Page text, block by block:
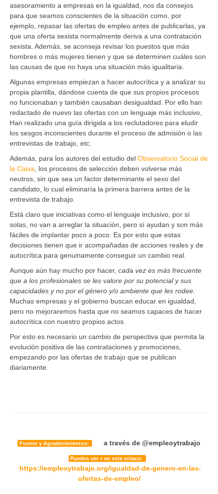
asesoramiento a empresas en la igualdad, nos da consejos
para que seamos conscientes de la situación como, por
ejemplo, repasar las ofertas de empleo antes de publicarlas, ya
que una oferta sexista normalmente deriva a una contratación
sexista. Además, se aconseja revisar los puestos que más
hombres o más mujeres tienen y que se determinen cuáles son
las causas de que no haya una situación más igualitaria.
Algunas empresas empiezan a hacer autocrítica y a analizar su
propia plantilla, dándose cuenta de que sus propios procesos
no funcionaban y también causaban desigualdad. Por ello han
redactado de nuevo las ofertas con un lenguaje más inclusivo,
Han realizado una guía dirigida a los reclutadores para eludir
los sesgos inconscientes durante el proceso de admisión o las
entrevistas de trabajo, etc.
Además, para los autores del estudio del Observatorio Social de
la Caixa , los procesos de selección deben volverse más
neutros, sin que sea un factor determinante el sexo del
candidato, lo cual eliminaría la primera barrera antes de la
entrevista de trabajo.
Está claro que iniciativas como el lenguaje inclusivo, por sí
solas, no van a arreglar la situación, pero sí ayudan y son más
fáciles de implantar poco a poco. Es por esto que estas
decisiones tienen que ir acompañadas de acciones reales y de
autocrítica para genuinamente conseguir un cambio real.
Aunque aún hay mucho por hacer, cada vez es más frecuente
que a los profesionales se les valore por su potencial y sus
capacidades y no por el género y/o ambiente que les rodee
Muchas empresas y el gobierno buscan educar en igualdad,
pero no mejoraremos hasta que no seamos capaces de hacer
autocrítica con nuestro propios actos.
Por esto es necesario un cambio de perspectiva que permita la
evolución positiva de las contrataciones y promociones,
empezando por las ofertas de trabajo que se publican
diariamente.
Fuente y Agradecimientos: a través de @empleoytrabajo
Puedes ver + en este enlace:
https://empleoytrabajo.org/igualdad-de-genero-en-las-
ofertas-de-empleo/